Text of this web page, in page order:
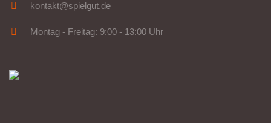
kontakt@spielgut.de
Montag - Freitag: 9:00 - 13:00 Uhr